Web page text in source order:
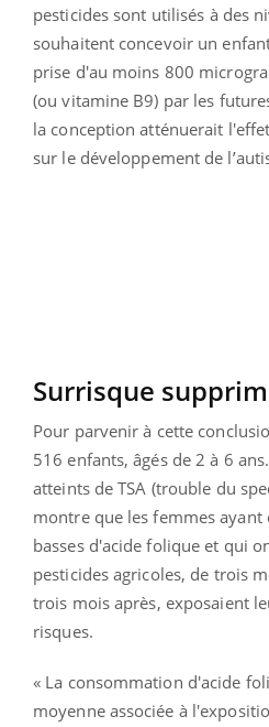
pesticides sont utilisés à des
souhaitent concevoir un
prise d'au moins 800
(ou vitamine B9) par les
la conception atténuerait
sur le développement de
Surrisque
Pour parvenir à cette
516 enfants, âgés de 2 à 6
atteints de TSA (trouble du
montre que les femmes
basses d'acide folique et qui
pesticides agricoles, de trois
trois mois après, exposaient
risques.
« La consommation d'acide
moyenne associée à